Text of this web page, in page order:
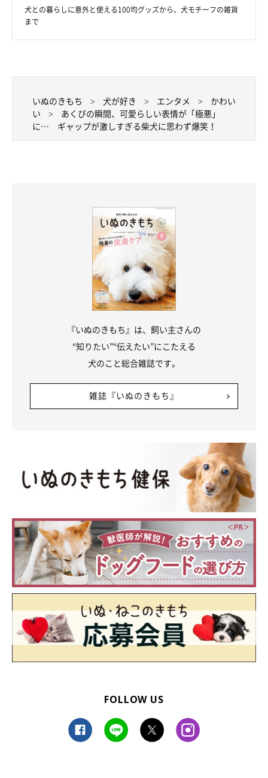
飼い主さんに、「きなこちゃんの魅力」を聞きました。
「柴犬はキリッした顔が多いイメージがあるかもしれませんが、
きなこは柴犬らしくないとろ〜んとした“マヌ顔”です（笑） 周
りにはよく、子鹿やアルパカと呼ばれています」
なでてアピールが可愛い！
犬との暮らしに意外と使える100均グッズから、犬モチーフの雑貨
まで
いぬのきもち 犬が好き エンタメ
かわい
い
あくびの瞬間、可愛らしい表情が「極悪」
に… ギャップが激しすぎる柴犬に思わず爆笑！
『いぬのきもち』は、飼い主さんの
“知りたい”“伝えたい”にこたえる
犬のこと総合雑誌です。
雑誌『いぬのきもち』
FOLLOW US